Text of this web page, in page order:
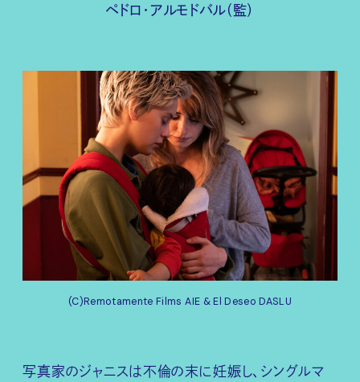
ペドロ・アルモドバル（監）
(C)Remotamente Films AIE & El Deseo DASLU
写真家のジャニスは不倫の末に妊娠し、シングルマ